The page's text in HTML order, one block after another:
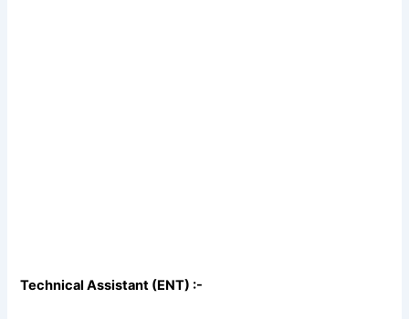
Technical Assistant (ENT) :-